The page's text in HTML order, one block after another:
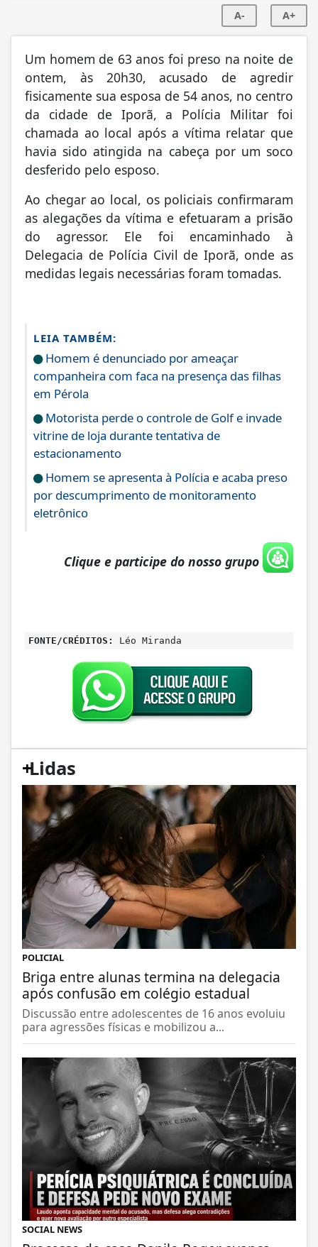
A- A+
Um homem de 63 anos foi preso na noite de
ontem, às 20h30, acusado de agredir
fisicamente sua esposa de 54 anos, no centro
da cidade de Iporã, a Polícia Militar foi
chamada ao local após a vítima relatar que
havia sido atingida na cabeça por um soco
desferido pelo esposo.
Ao chegar ao local, os policiais confirmaram
as alegações da vítima e efetuaram a prisão
do agressor. Ele foi encaminhado à
Delegacia de Polícia Civil de Iporã, onde as
medidas legais necessárias foram tomadas.
LEIA TAMBÉM:
Homem é denunciado por ameaçar
companheira com faca na presença das filhas
em Pérola
Motorista perde o controle de Golf e invade
vitrine de loja durante tentativa de
estacionamento
Homem se apresenta à Polícia e acaba preso
por descumprimento de monitoramento
eletrônico
Clique e participe do nosso grupo
FONTE/CRÉDITOS: Léo Miranda
+
Lidas
POLICIAL
Briga entre alunas termina na delegacia
após confusão em colégio estadual
Discussão entre adolescentes de 16 anos evoluiu
para agressões físicas e mobilizou a...
SOCIAL NEWS